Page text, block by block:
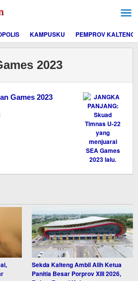
KAMPUSKU PEMPROV KALTENG
2023
Games 2023
Sekda Kalteng Ambil Alih Ketua
Panitia Besar Porprov XIII 2026,